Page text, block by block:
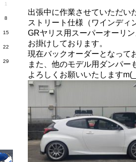
出張中に作業させていただい
ストリート仕様（ワインディ
GRヤリス用スーパーオーリ
お掛けしております。
現在バックオーダーとなって
また、他のモデル用ダンパー
よろしくお願いいたします
1
8
15
22
29